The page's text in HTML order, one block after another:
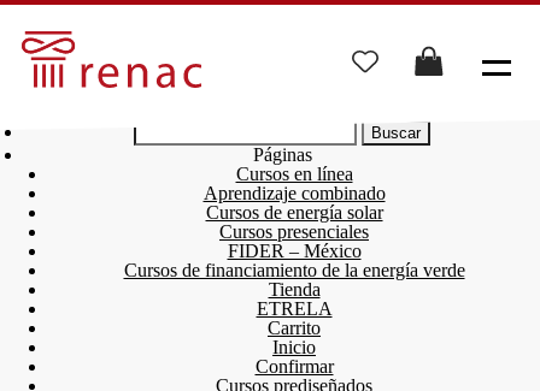
Buscar:
Páginas
Cursos en línea
Aprendizaje combinado
Cursos de energía solar
Cursos presenciales
FIDER – México
Cursos de financiamiento de la energía verde
Tienda
ETRELA
Carrito
Inicio
Confirmar
Cursos prediseñados